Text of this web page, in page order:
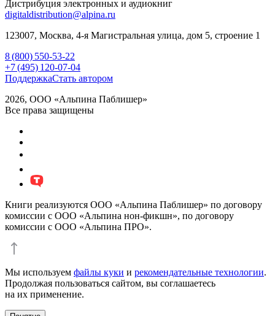
Дистрибуция электронных и аудиокниг
digitaldistribution@alpina.ru
123007, Москва, 4-я Магистральная улица, дом 5, строение 1
8 (800) 550-53-22
+7 (495) 120-07-04
ПоддержкаСтать автором
2026, ООО «Альпина Паблишер»
Все права защищены
Книги реализуются ООО «Альпина Паблишер» по договору
комиссии с ООО «Альпина нон-фикшн», по договору
комиссии с ООО «Альпина ПРО».
Мы используем файлы куки и рекомендательные технологии.
Продолжая пользоваться сайтом, вы соглашаетесь
на их применение.